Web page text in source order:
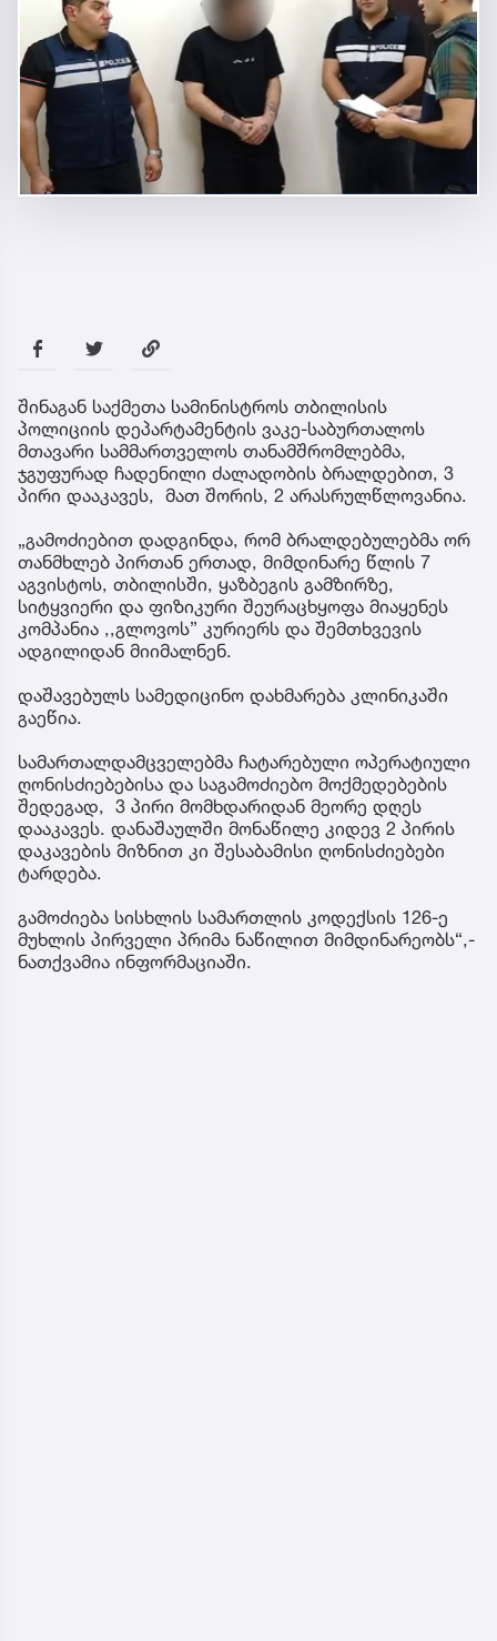
შინაგან საქმეთა სამინისტროს თბილისის
პოლიციის დეპარტამენტის ვაკე-საბურთალოს
მთავარი სამმართველოს თანამშრომლებმა,
ჯგუფურად ჩადენილი ძალადობის ბრალდებით, 3
პირი დააკავეს, მათ შორის, 2 არასრულწლოვანია.
„გამოძიებით დადგინდა, რომ ბრალდებულებმა ორ
თანმხლებ პირთან ერთად, მიმდინარე წლის 7
აგვისტოს, თბილისში, ყაზბეგის გამზირზე,
სიტყვიერი და ფიზიკური შეურაცხყოფა მიაყენეს
კომპანია ,,გლოვოს” კურიერს და შემთხვევის
ადგილიდან მიიმალნენ.
დაშავებულს სამედიცინო დახმარება კლინიკაში
გაეწია.
სამართალდამცველებმა ჩატარებული ოპერატიული
ღონისძიებებისა და საგამოძიებო მოქმედებების
შედეგად, 3 პირი მომხდარიდან მეორე დღეს
დააკავეს. დანაშაულში მონაწილე კიდევ 2 პირის
დაკავების მიზნით კი შესაბამისი ღონისძიებები
ტარდება.
გამოძიება სისხლის სამართლის კოდექსის 126-ე
მუხლის პირველი პრიმა ნაწილით მიმდინარეობს“,-
ნათქვამია ინფორმაციაში.